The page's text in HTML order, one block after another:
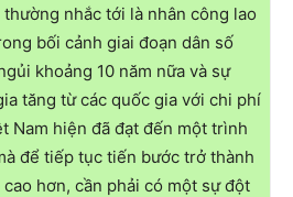
nhắc tới là nhân công lao
bối cảnh giai đoạn dân số
khoảng 10 năm nữa và sự
tăng từ các quốc gia với chi phí
Nam hiện đã đạt đến một trình
để tiếp tục tiến bước trở thành
hơn, cần phải có một sự đột